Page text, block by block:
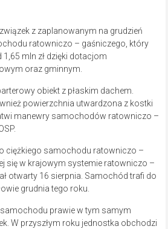
z zaplanowanym na grudzień
ratowniczo – gaśniczego, który
mln zł dzięki dotacjom
oraz gminnym.
obiekt z płaskim dachem.
powierzchnia utwardzona z kostki
manewry samochodów ratowniczo –
ciężkiego samochodu ratowniczo –
się w krajowym systemie ratowniczo –
otwarty 16 sierpnia. Samochód trafi do
grudnia tego roku.
prawie w tym samym
W przyszłym roku jednostka obchodzi